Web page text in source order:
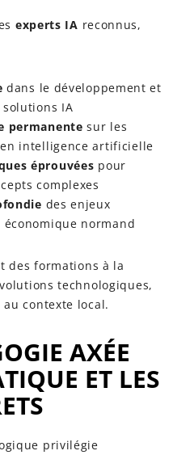
experts IA reconnus,
dans le développement et
IA
permanente sur les
intelligence artificielle
éprouvées pour
complexes
des enjeux
normand
des formations à la
technologiques,
contexte local.
AXÉE
ET LES
privilégie